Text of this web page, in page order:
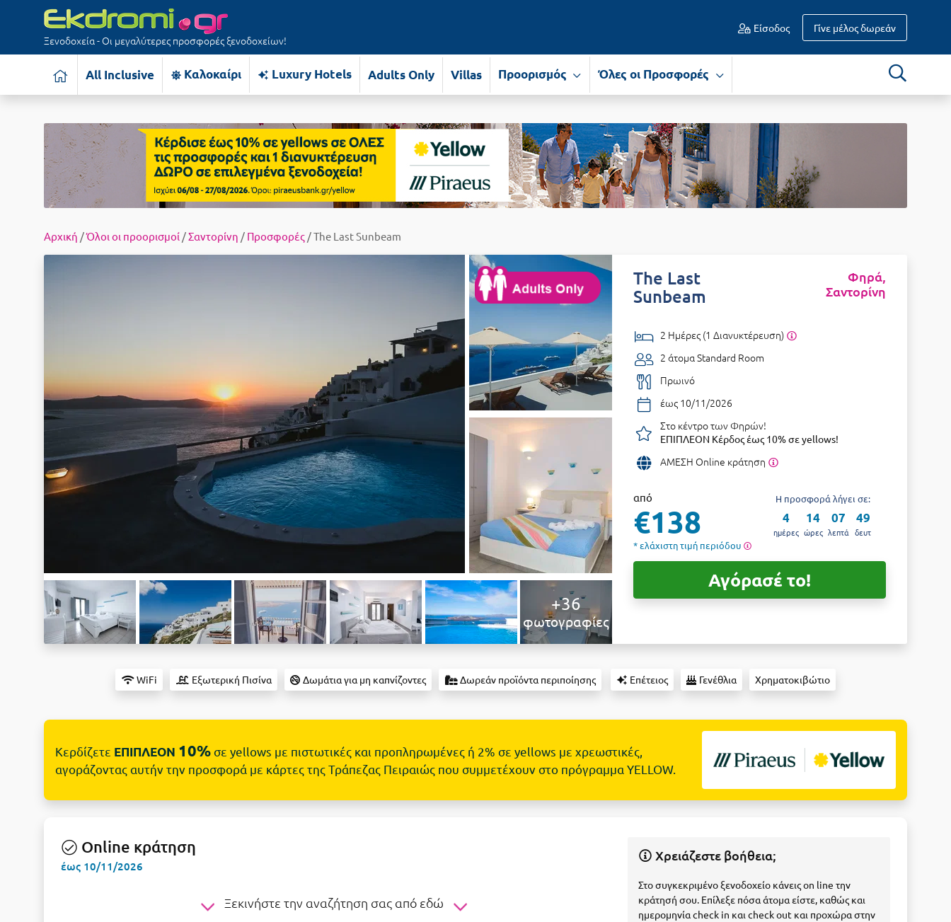
Ξενοδοχεία - Οι μεγαλύτερες προσφορές ξενοδοχείων!
Είσοδος Γίνε μέλος δωρεάν
All Inclusive Καλοκαίρι Luxury Hotels Adults Only Villas Προορισμός Όλες οι Προσφορές
Αρχική /Όλοι οι προορισμοί /Σαντορίνη / Προσφορές / The Last Sunbeam
+36
φωτογραφίες
The Last
Sunbeam
Φηρά,
Σαντορίνη
2 Ημέρες (1 Διανυκτέρευση)
2 άτομαStandard Room
Πρωινό
έως 10/11/2026
Στο κέντρο των Φηρών!
ΕΠΙΠΛΕΟΝ Κέρδος έως 10% σε yellows!
ΑΜΕΣΗ Online κράτηση
από
€138
* ελάχιστη τιμή περιόδου
Η προσφορά λήγει σε:
4
ημέρες
14
ώρες
07
λεπτά
48
δευτ
Αγόρασέ το!
WiFi Εξωτερική Πισίνα Δωμάτια για μη καπνίζοντες Δωρεάν προϊόντα περιποίησης Επέτειος Γενέθλια Χρηματοκιβώτιο
Κερδίζετε ΕΠΙΠΛΕΟΝ 10%σε yellows με πιστωτικές και προπληρωμένες ή 2% σε yellows με χρεωστικές,
αγοράζοντας αυτήν την προσφορά με κάρτες της Τράπεζας Πειραιώς που συμμετέχουν στο πρόγραμμα YELLOW.
Online κράτηση
έως 10/11/2026
Ξεκινήστε την αναζήτηση σας από εδώ
Χρειάζεστε βοήθεια;
Στο συγκεκριμένο ξενοδοχείο κάνεις on line την
κράτησή σου. Επίλεξε πόσα άτομα είστε, καθώς και
ημερομηνία check in και check out και προχώρα στην